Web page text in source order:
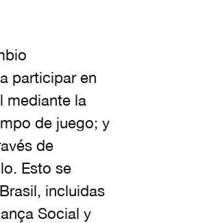
participar en
mediante la
de juego; y
de
Esto se
incluidas
Social y